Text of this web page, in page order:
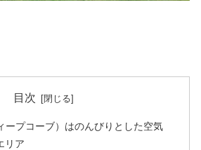
目次
ープコーブ）はのんびりとした空気
リア